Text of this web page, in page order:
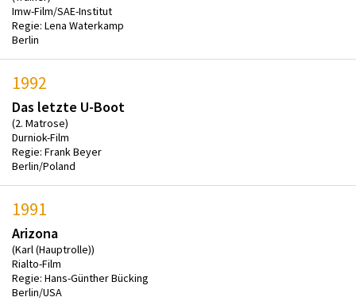
Imw-Film/SAE-Institut
Regie: Lena Waterkamp
Berlin
1992
Das letzte U-Boot
(2. Matrose)
Durniok-Film
Regie: Frank Beyer
Berlin/Poland
1991
Arizona
(Karl (Hauptrolle))
Rialto-Film
Regie: Hans-Günther Bücking
Berlin/USA